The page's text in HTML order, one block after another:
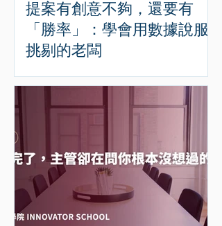
提案有創意不夠，還要有
「勝率」：學會用數據說服
挑剔的老闆